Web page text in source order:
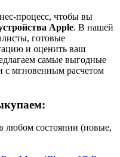
процесс, чтобы вы
Apple. В нашей
готовые
и оценить ваш
самые выгодные
мгновенным расчетом
любом состоянии (новые,